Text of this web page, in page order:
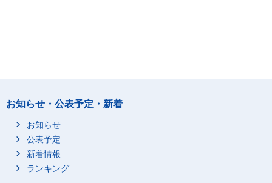
お知らせ・公表予定・新着
お知らせ
公表予定
新着情報
ランキング